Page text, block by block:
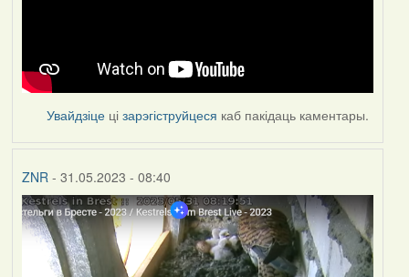
Увайдзіце цізарэгіструйцеся каб пакідаць каментары.
ZNR- 31.05.2023 - 08:40